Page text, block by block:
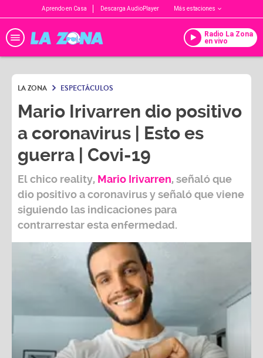
Aprendo en Casa Descarga AudioPlayer Más estaciones
Radio La Zona
en vivo
LA ZONA ESPECTÁCULOS
Mario Irivarren dio positivo
a coronavirus | Esto es
guerra | Covi-19
El chico reality, Mario Irivarren, señaló que
dio positivo acoronavirusy señaló que viene
siguiendo las indicaciones para
contrarrestar esta enfermedad.